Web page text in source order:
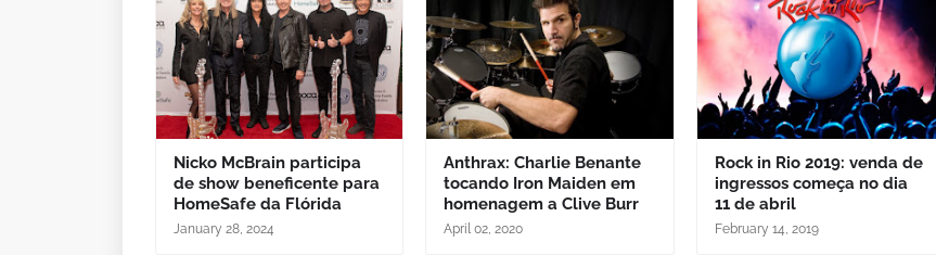
Nicko McBrain participa
de show beneficente para
HomeSafe da Flórida
January 28, 2024
Anthrax: Charlie Benante
tocando Iron Maiden em
homenagem a Clive Burr
April 02, 2020
Rock in Rio 2019: venda de
ingressos começa no dia
11 de abril
February 14, 2019